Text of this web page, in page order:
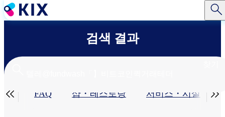
주
요
로
건
뛰
검색 결과
기
편 FAQ 샵・레스토랑​ 서비스・시설​
 